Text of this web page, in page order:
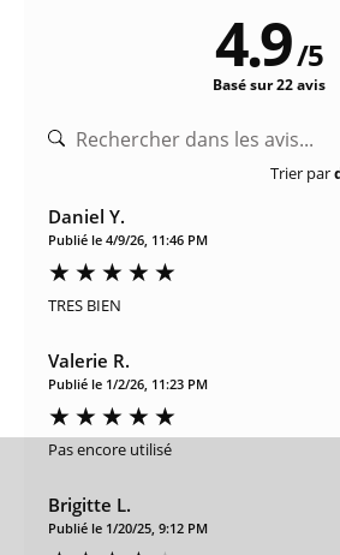
4.9/5
Basé sur 22 avis
Trier par
Daniel Y.
Publié le 4/9/26, 11:46 PM
TRES BIEN
Valerie R.
Publié le 1/2/26, 11:23 PM
Pas encore utilisé
Brigitte L.
Publié le 1/20/25, 9:12 PM